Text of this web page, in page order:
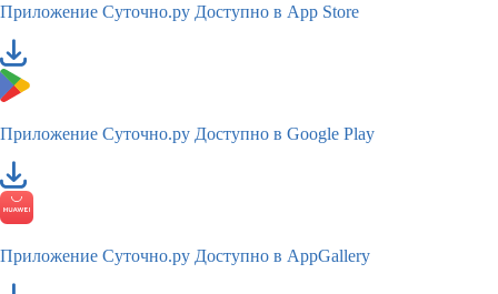
Приложение Суточно.ру Доступно в App Store
Приложение Суточно.ру Доступно в Google Play
Приложение Суточно.ру Доступно в AppGallery